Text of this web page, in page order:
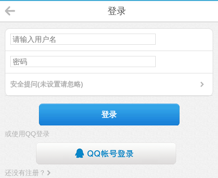
登录
安全提问(未设置请忽略)
登录
或使用QQ登录
还没有注册？